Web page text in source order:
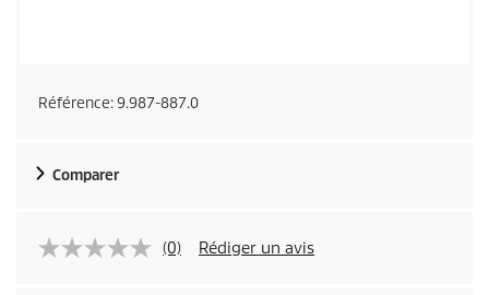
Référence:9.987-887.0
Comparer
(0) Rédiger un avis